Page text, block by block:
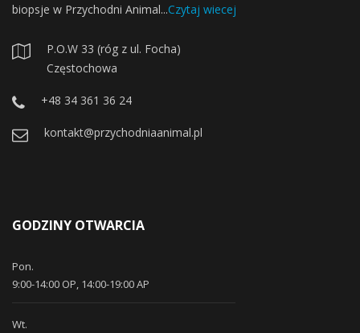
biopsje w Przychodni Animal...Czytaj wiecej
P.O.W 33 (róg z ul. Focha)
Częstochowa
+48 34 361 36 24
kontakt@przychodniaanimal.pl
GODZINY OTWARCIA
Pon.
9:00-14:00 OP, 14:00-19:00 AP
Wt.